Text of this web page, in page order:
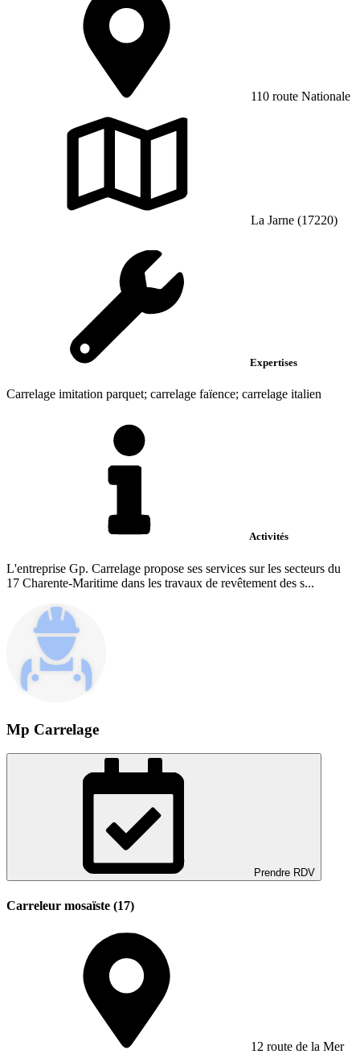
110 route Nationale
La Jarne (17220)
Expertises
Carrelage imitation parquet; carrelage faïence; carrelage italien
Activités
L'entreprise Gp. Carrelage propose ses services sur les secteurs du
17 Charente-Maritime dans les travaux de revêtement des s...
Mp Carrelage
Prendre RDV
Carreleur mosaïste (17)
12 route de la Mer